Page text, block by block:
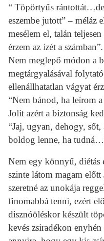
“ Töpörtyűs
eszembe jutott” – méláz
mesélem el, talán
érzem az ízét a számban”.
Nem meglepő módon a
megtárgyalásával
ellenállhatatlan vágyat
“Nem bánod, ha leírom
Jolit azért a biztonság
“Jaj, ugyan, dehogy,
boldog lenne, ha
Nem egy könnyű, diétás
szinte látom magam
szeretné az unokája
finomabbá tenni, ezért
disznóöléskor készült
kevés zsiradékon